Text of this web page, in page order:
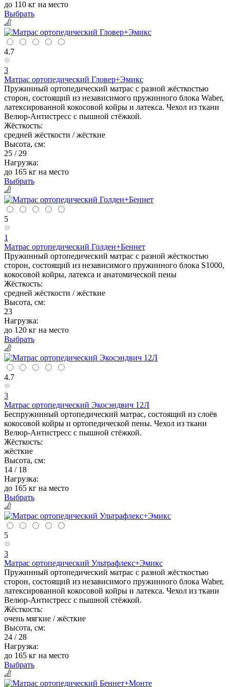
до 110 кг на место
Выбрать
4.7
3
Матрас ортопедический Гловер+Эмикс
Пружинный ортопедический матрас с разной жёсткостью
сторон, состоящий из независимого пружинного блока Waber,
латексированной кокосовой койры и латекса. Чехол из ткани
Велюр-Антистресс с пышной стёжкой.
Жёсткость:
средней жёсткости / жёсткие
Высота, см:
25 / 29
Нагрузка:
до 165 кг на место
Выбрать
5
1
Матрас ортопедический Голден+Беннет
Пружинный ортопедический матрас с разной жёсткостью
сторон, состоящий из независимого пружинного блока S1000,
кокосовой койры, латекса и анатомической пены
Жёсткость:
средней жёсткости / жёсткие
Высота, см:
23
Нагрузка:
до 120 кг на место
Выбрать
4.7
3
Матрас ортопедический Экосэндвич 12Л
Беспружинный ортопедический матрас, состоящий из слоёв
кокосовой койры и ортопедической пены. Чехол из ткани
Велюр-Антистресс с пышной стёжкой.
Жёсткость:
жёсткие
Высота, см:
14 / 18
Нагрузка:
до 165 кг на место
Выбрать
5
3
Матрас ортопедический Ультрафлекс+Эмикс
Пружинный ортопедический матрас с разной жёсткостью
сторон, состоящий из независимого пружинного блока Waber,
латексированной кокосовой койры и латекса. Чехол из ткани
Велюр-Антистресс с пышной стёжкой.
Жёсткость:
очень мягкие / жёсткие
Высота, см:
24 / 28
Нагрузка:
до 165 кг на место
Выбрать